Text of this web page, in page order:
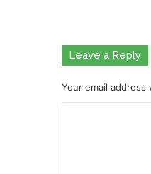
Leave a Reply
Your email